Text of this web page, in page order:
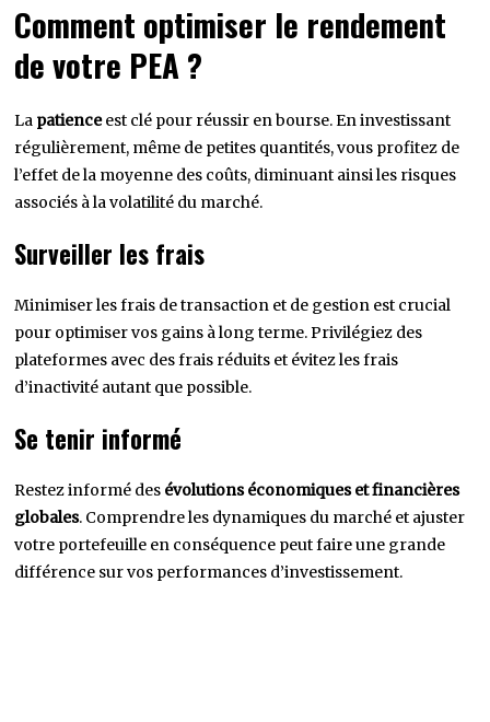
Comment optimiser le rendement
de votre PEA ?
La patienceest clé pour réussir en bourse. En investissant
régulièrement, même de petites quantités, vous profitez de
l’effet de la moyenne des coûts, diminuant ainsi les risques
associés à la volatilité du marché.
Surveiller les frais
Minimiser les frais de transaction et de gestion est crucial
pour optimiser vos gains à long terme. Privilégiez des
plateformes avec des frais réduits et évitez les frais
d’inactivité autant que possible.
Se tenir informé
Restez informé des évolutions économiques et financières
globales. Comprendre les dynamiques du marché et ajuster
votre portefeuille en conséquence peut faire une grande
différence sur vos performances d’investissement.